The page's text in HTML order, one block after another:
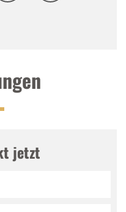
mit ausgewogener
jetzt